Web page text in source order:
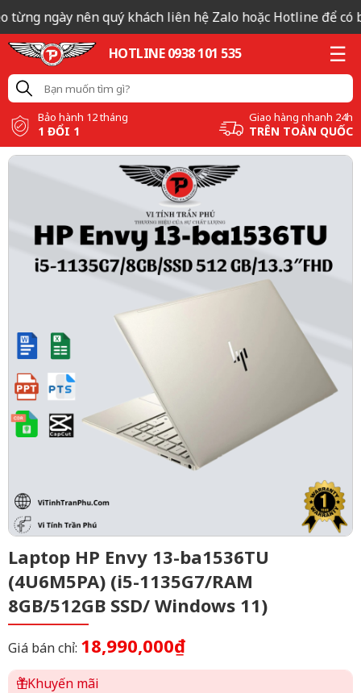
ngày nên quý khách liên hệ Zalo hoặc Hotline để có
HOTLINE 0938 101 535
Bảo hành 12 tháng
1 ĐỔI 1
Giao hàng nhanh 24h
TRÊN TOÀN QUỐC
Laptop HP Envy 13-ba1536TU
(4U6M5PA) (i5-1135G7/RAM
8GB/512GB SSD/ Windows 11)
Giá bán chỉ: 18,990,000₫
Khuyến mãi